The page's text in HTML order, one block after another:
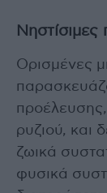
Νηστίσιμες
Ορισμένες
ρυζιού, και
ζωικά
φυσικά